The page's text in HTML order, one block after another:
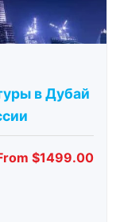
в Дубай
$1499.00